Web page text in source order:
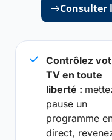
Consulter
Contrôlez
TV en toute
liberté :
pause un
programme
direct,